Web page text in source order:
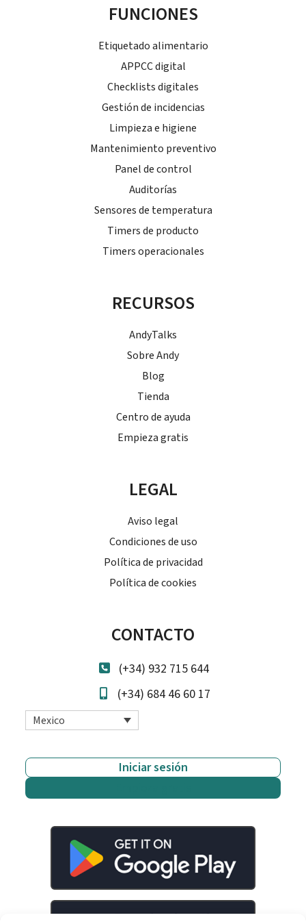
FUNCIONES
Etiquetado alimentario
APPCC digital
Checklists digitales
Gestión de incidencias
Limpieza e higiene
Mantenimiento preventivo
Panel de control
Auditorías
Sensores de temperatura
Timers de producto
Timers operacionales
RECURSOS
AndyTalks
Sobre Andy
Blog
Tienda
Centro de ayuda
Empieza gratis
LEGAL
Aviso legal
Condiciones de uso
Política de privacidad
Política de cookies
CONTACTO
(+34) 932 715 644
(+34) 684 46 60 17
Mexico
Iniciar sesión